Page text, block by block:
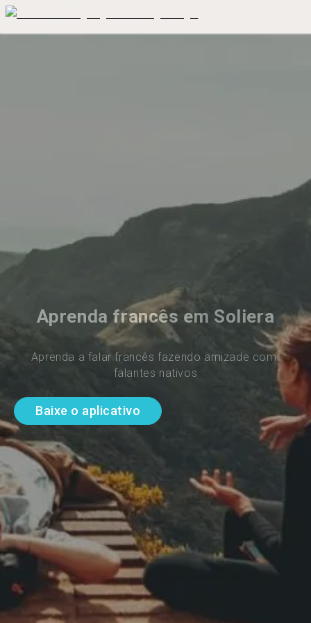
Aprenda francês em Soliera
Aprenda a falar francês fazendo amizade com
falantes nativos
Baixe o aplicativo